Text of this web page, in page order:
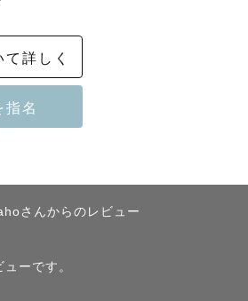
…😞」
長を感じることができます✨
詳しく
さんからのレビュー
ーです。